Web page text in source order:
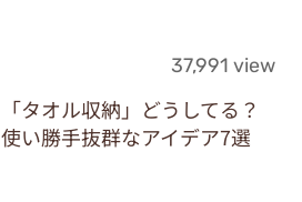
37,991 view
「タオル収納」どうしてる？
使い勝手抜群なアイデア7選